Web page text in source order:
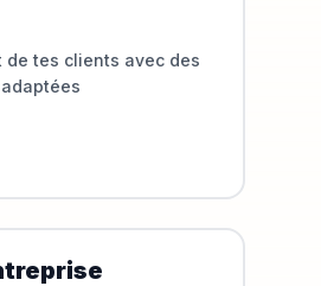
tes clients avec des